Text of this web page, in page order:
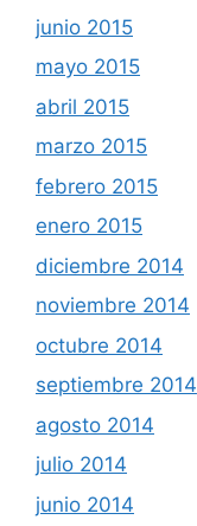
junio 2015
mayo 2015
abril 2015
marzo 2015
febrero 2015
enero 2015
diciembre 2014
noviembre 2014
octubre 2014
septiembre 2014
agosto 2014
julio 2014
junio 2014